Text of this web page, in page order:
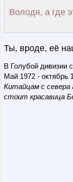
Володя, а где
Ты, вроде, её
В Голубой дивизии
Май 1972 - октябрь
Китайцам с севера
стоит красавица